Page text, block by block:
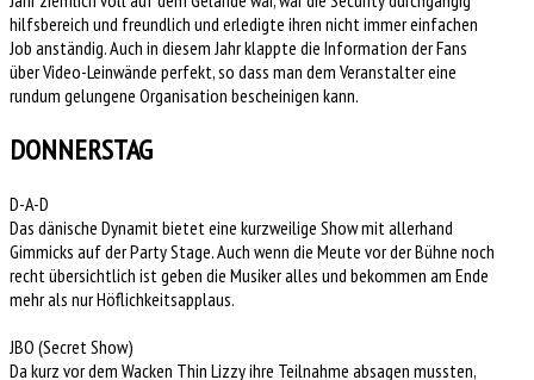
hilfsbereich und freundlich und erledigte ihren nicht immer einfachen
Job anständig. Auch in diesem Jahr klappte die Information der Fans
über Video-Leinwände perfekt, so dass man dem Veranstalter eine
rundum gelungene Organisation bescheinigen kann.
DONNERSTAG
D-A-D
Das dänische Dynamit bietet eine kurzweilige Show mit allerhand
Gimmicks auf der Party Stage. Auch wenn die Meute vor der Bühne noch
recht übersichtlich ist geben die Musiker alles und bekommen am Ende
mehr als nur Höflichkeitsapplaus.
JBO (Secret Show)
Da kurz vor dem Wacken Thin Lizzy ihre Teilnahme absagen mussten,